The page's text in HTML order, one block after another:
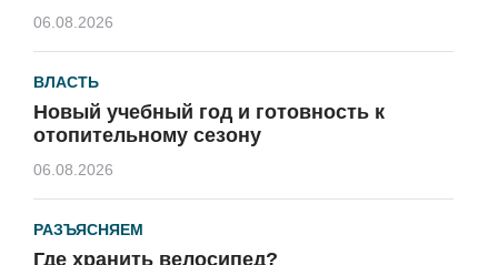
06.08.2026
ВЛАСТЬ
Новый учебный год и готовность к
отопительному сезону
06.08.2026
РАЗЪЯСНЯЕМ
Где хранить велосипед?